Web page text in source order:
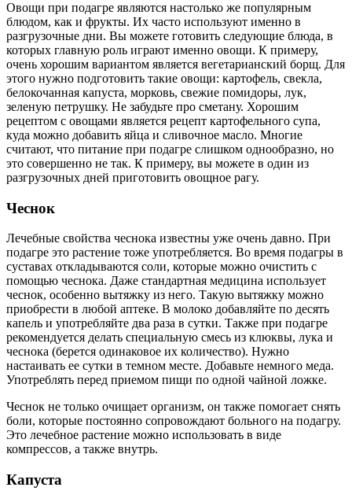
Овощи при подагре являются настолько же популярным
блюдом, как и фрукты. Их часто используют именно в
разгрузочные дни. Вы можете готовить следующие блюда, в
которых главную роль играют именно овощи. К примеру,
очень хорошим вариантом является вегетарианский борщ. Для
этого нужно подготовить такие овощи: картофель, свекла,
белокочанная капуста, морковь, свежие помидоры, лук,
зеленую петрушку. Не забудьте про сметану. Хорошим
рецептом с овощами является рецепт картофельного супа,
куда можно добавить яйца и сливочное масло. Многие
считают, что питание при подагре слишком однообразно, но
это совершенно не так. К примеру, вы можете в один из
разгрузочных дней приготовить овощное рагу.
Чеснок
Лечебные свойства чеснока известны уже очень давно. При
подагре это растение тоже употребляется. Во время подагры в
суставах откладываются соли, которые можно очистить с
помощью чеснока. Даже стандартная медицина использует
чеснок, особенно вытяжку из него. Такую вытяжку можно
приобрести в любой аптеке. В молоко добавляйте по десять
капель и употребляйте два раза в сутки. Также при подагре
рекомендуется делать специальную смесь из клюквы, лука и
чеснока (берется одинаковое их количество). Нужно
настаивать ее сутки в темном месте. Добавьте немного меда.
Употреблять перед приемом пищи по одной чайной ложке.
Чеснок не только очищает организм, он также помогает снять
боли, которые постоянно сопровождают больного на подагру.
Это лечебное растение можно использовать в виде
компрессов, а также внутрь.
Капуста